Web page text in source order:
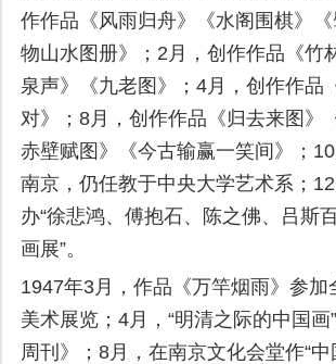
作作品《风雨归舟》《水阁围棋》《
物山水图册》；2月，创作作品《竹
泉声》《九老图》；4月，创作作品
对》；8月，创作作品《归去来图》
赤壁赋图》《今古输赢一笑间》；
南京，仍任教于中央大学艺术系；
办“徐悲鸿、傅抱石、陈之佛、吕斯
画展”。
1947年3月，作品《万竿烟雨》参加
美术展览；4月，“明清之际的中国画
周刊》；8月，在南京文化会堂作“